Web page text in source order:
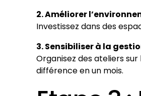
2. Améliorer
Investissez dans des
3. Sensibiliser à la
Organisez des ateliers
différence en un mois.